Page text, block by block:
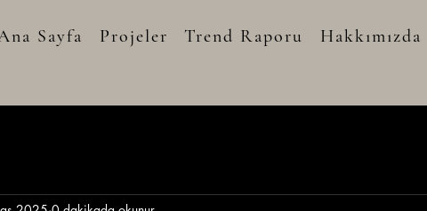
Sayfa Projeler Trend Raporu Hakkımızda